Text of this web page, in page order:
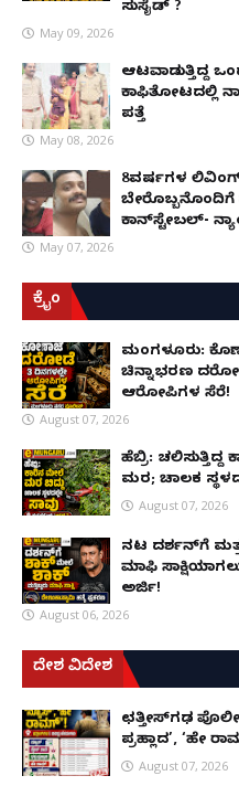
ಸುಸೈಡ್ ?
May 09, 2026
ಆಟವಾಡುತ್ತಿದ್ದ
ಕಾಫಿತೋಟದಲ್ಲಿ
ಪತ್ತೆ
May 08, 2026
8ವರ್ಷಗಳ
ಕಾನ್‌ಸ್ಟೇಬಲ್-
May 07, 2026
ಕ್ರೈಂ
ಮಂಗಳೂರು:
ಚಿನ್ನಾಭರಣ
ಆರೋಪಿಗಳ ಸೆರೆ!
August 07, 2026
ಹೆಬ್ರಿ:
ಮರ; ಚಾಲಕ
August 07, 2026
ನಟ ದರ್ಶನ್‌ಗೆ
ಮಾಫಿ
ಅರ್ಜಿ!
August 06, 2026
ದೇಶ ವಿದೇಶ
ಛತ್ತೀಸ್‌ಗಢ
ಪ್ರಹ್ಲಾದ’, ‘ಹೇ
August 07, 2026